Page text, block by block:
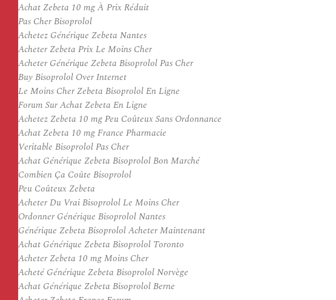
Achat Zebeta 10 mg À Prix Réduit
Pas Cher Bisoprolol
Achetez Générique Zebeta Nantes
Acheter Zebeta Prix Le Moins Cher
Acheter Générique Zebeta Bisoprolol Pas Cher
Buy Bisoprolol Over Internet
Le Moins Cher Zebeta Bisoprolol En Ligne
Forum Sur Achat Zebeta En Ligne
Achetez Zebeta 10 mg Peu Coûteux Sans Ordonnance
Achat Zebeta 10 mg France Pharmacie
Veritable Bisoprolol Pas Cher
Achat Générique Zebeta Bisoprolol Bon Marché
Combien Ça Coûte Bisoprolol
Peu Coûteux Zebeta
Acheter Du Vrai Bisoprolol Le Moins Cher
Ordonner Générique Bisoprolol Nantes
Générique Zebeta Bisoprolol Acheter Maintenant
Achat Générique Zebeta Bisoprolol Toronto
Acheter Zebeta 10 mg Moins Cher
Acheté Générique Zebeta Bisoprolol Norvège
Achat Générique Zebeta Bisoprolol Berne